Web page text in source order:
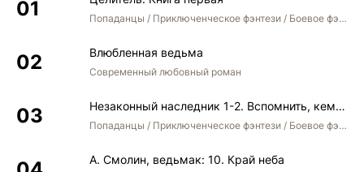
38-vladyka-demonov-v04-1-glava-36
39-vladyka-demonov-v04-1-glava-37
40-vladyka-demonov-v04-1-glava-38
41-vladyka-demonov-v04-1-posleslovie-avtora
Попаданцы / Приключенческое фэнтези / Боевое фэнтези
Влюбленная ведьма
Современный любовный роман
Незаконный наследник 1-2. Вспомнить, кем был. Стать собой. Остаться собой
Попаданцы / Приключенческое фэнтези / Боевое фэнтези / Юмористическое фэнтези
А. Смолин, ведьмак: 10. Край неба